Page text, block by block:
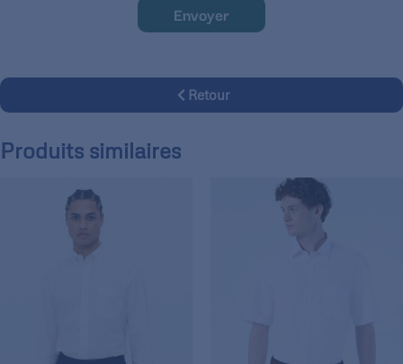
Envoyer
Retour
Produits similaires